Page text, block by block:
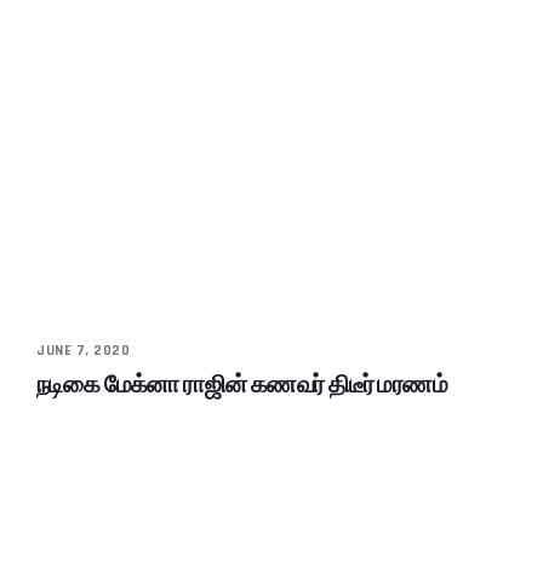
JUNE 7, 2020
நடிகை மேக்னா ராஜின் கணவர் திடீர் மரணம்